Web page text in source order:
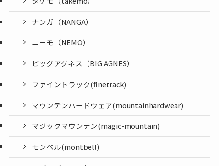
ナンガ（NANGA）
ニーモ（NEMO）
ビッグアグネス（BIG AGNES）
ファイントラック(finetrack)
マウンテンハードウェア(mountainhardwear)
マジックマウンテン(magic-mountain)
モンベル(montbell)